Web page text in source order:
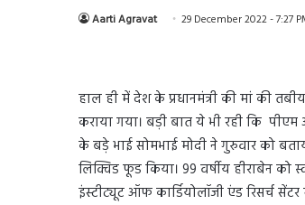
Aarti Agravat 29 December 2022 - 7:27
हाल ही में देश के प्रधानमंत्री की मां की
कराया गया। बड़ी बात ये भी रही कि पीएम
के बड़े भाई सोमभाई मोदी ने गुरुवार को
लिक्विड फूड किया। 99 वर्षीय हीराबेन
इंस्टीट्यूट ऑफ कार्डियोलॉजी एंड रिसर्च सेंटर